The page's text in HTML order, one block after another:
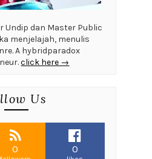
Undip dan Master Public
menjelajah, menulis
A hybridparadox
click here →
Us
0 0